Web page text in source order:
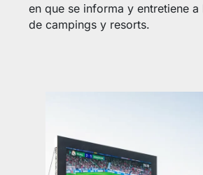
en que se informa y entretiene a
de campings y resorts.